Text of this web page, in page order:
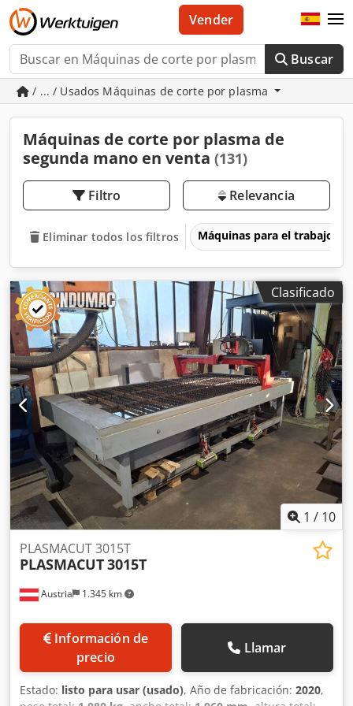
Buscar
Vender
/ ... / Usados Máquinas de corte por plasma
Máquinas de corte por plasma de
segunda mano en venta (131)
Filtro Relevancia
Eliminar todos los filtros Máquinas para el trabajo
Clasificado
1 / 10
Austria 1.345 km
PLASMACUT 3015T
PLASMACUT3015T
Información de
precio
Llamar
Estado: listo para usar (usado), Año de fabricación: 2020,